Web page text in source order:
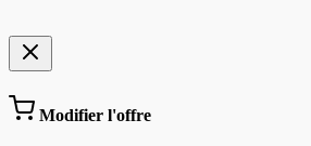
Modifier l'offre